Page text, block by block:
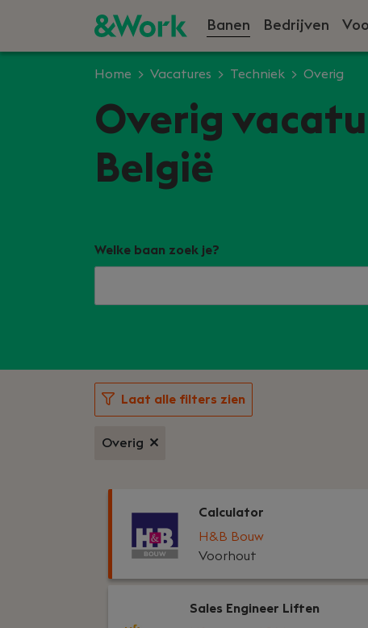
Banen Bedrijven
Home Vacatures Techniek Overig
Overig
België
Welke baan zoek je?
Laat alle filters zien
Overig
Calculator
H&B Bouw
Voorhout
Sales Engineer Liften